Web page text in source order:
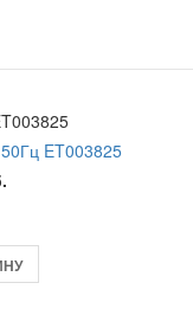
ET003825